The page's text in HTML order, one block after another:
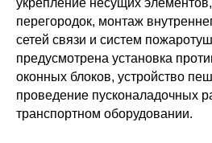
укрепление несущих
перегородок, монтаж
сетей связи и систем
предусмотрена установка
оконных блоков, устройство
проведение пусконаладочных
транспортном оборудовании.